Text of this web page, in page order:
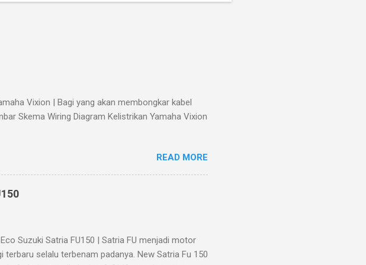
Vixion | Bagi yang akan membongkar kabel
Skema Wiring Diagram Kelistrikan Yamaha Vixion
READ MORE
Suzuki Satria FU150 | Satria FU menjadi motor
selalu terbenam padanya. New Satria Fu 150